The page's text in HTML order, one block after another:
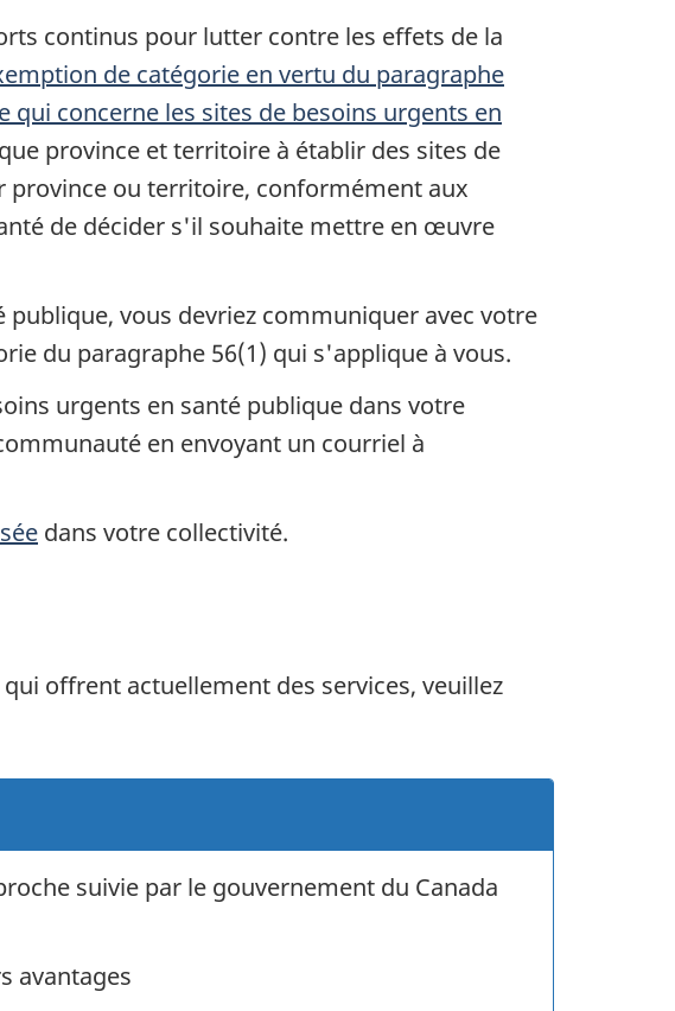
continus pour lutter contre les effets de la
de catégorie en vertu du paragraphe
concerne les sites de besoins urgents en
province et territoire à établir des sites de
province ou territoire, conformément aux
de décider s'il souhaite mettre en œuvre
vous devriez communiquer avec votre
du paragraphe 56(1) qui s'applique à vous.
urgents en santé publique dans votre
en envoyant un courriel à
dans votre collectivité.
offrent actuellement des services, veuillez
suivie par le gouvernement du Canada
avantages